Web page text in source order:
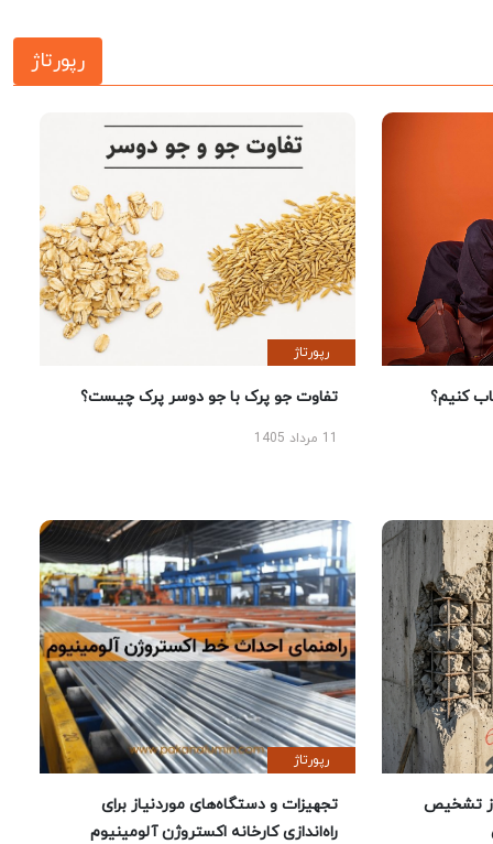
رپورتاژ
کنیم؟
رپورتاژ
تفاوت جو پرک با جو دوسر پرک چیست؟
تشخیص
رپورتاژ
تجهیزات و دستگاه‌های موردنیاز برای
راه‌اندازی کارخانه اکستروژن آلومینیوم